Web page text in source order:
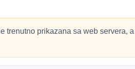
trenutno prikazana sa web servera,